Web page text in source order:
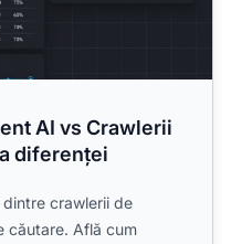
AI vs Crawlerii
diferenței
crawlerii de
căutare. Află cum